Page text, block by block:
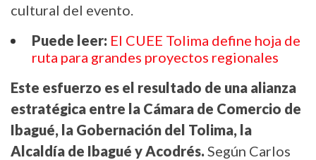
cultural del evento.
Puede leer: El CUEE Tolima define hoja de
ruta para grandes proyectos regionales
Este esfuerzo es el resultado de una alianza
estratégica entre la Cámara de Comercio de
Ibagué, la Gobernación del Tolima, la
Alcaldía de Ibagué y Acodrés. Según Carlos